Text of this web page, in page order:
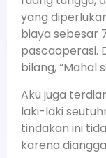
yang
biaya sebesar
pascaoperasi.
bilang, “Mahal
Aku juga
laki-laki
tindakan ini
karena